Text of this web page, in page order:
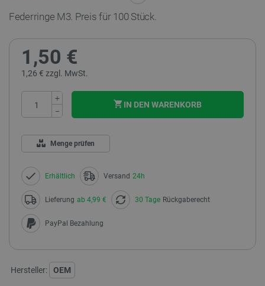
Federringe M3. Preis für 100 Stück.
1,50 €
1,26 € zzgl. MwSt.
+
−
IN DEN WARENKORB
Menge prüfen
Erhältlich Versand 24h
Lieferung ab 4,99 € 30 Tage Rückgaberecht
PayPal Bezahlung
Hersteller: OEM